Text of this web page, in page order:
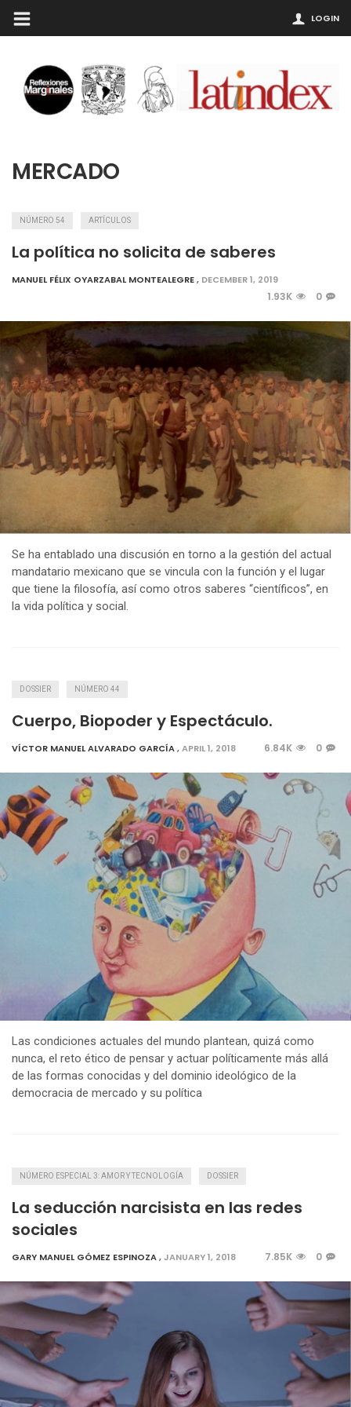
LOGIN
MERCADO
NÚMERO 54 ARTÍCULOS
La política no solicita de saberes
MANUEL FÉLIX OYARZABAL MONTEALEGRE, DECEMBER 1, 2019
1.93K 0
Se ha entablado una discusión en torno a la gestión del actual
mandatario mexicano que se vincula con la función y el lugar
que tiene la filosofía, así como otros saberes “científicos”, en
la vida política y social.
DOSSIER NÚMERO 44
Cuerpo, Biopoder y Espectáculo.
VÍCTOR MANUEL ALVARADO GARCÍA,APRIL 1, 2018 6.84K 0
Las condiciones actuales del mundo plantean, quizá como
nunca, el reto ético de pensar y actuar políticamente más allá
de las formas conocidas y del dominio ideológico de la
democracia de mercado y su política
NÚMERO ESPECIAL 3: AMOR Y TECNOLOGÍA DOSSIER
La seducción narcisista en las redes
sociales
GARY MANUEL GÓMEZ ESPINOZA,JANUARY 1, 2018 7.85K 0